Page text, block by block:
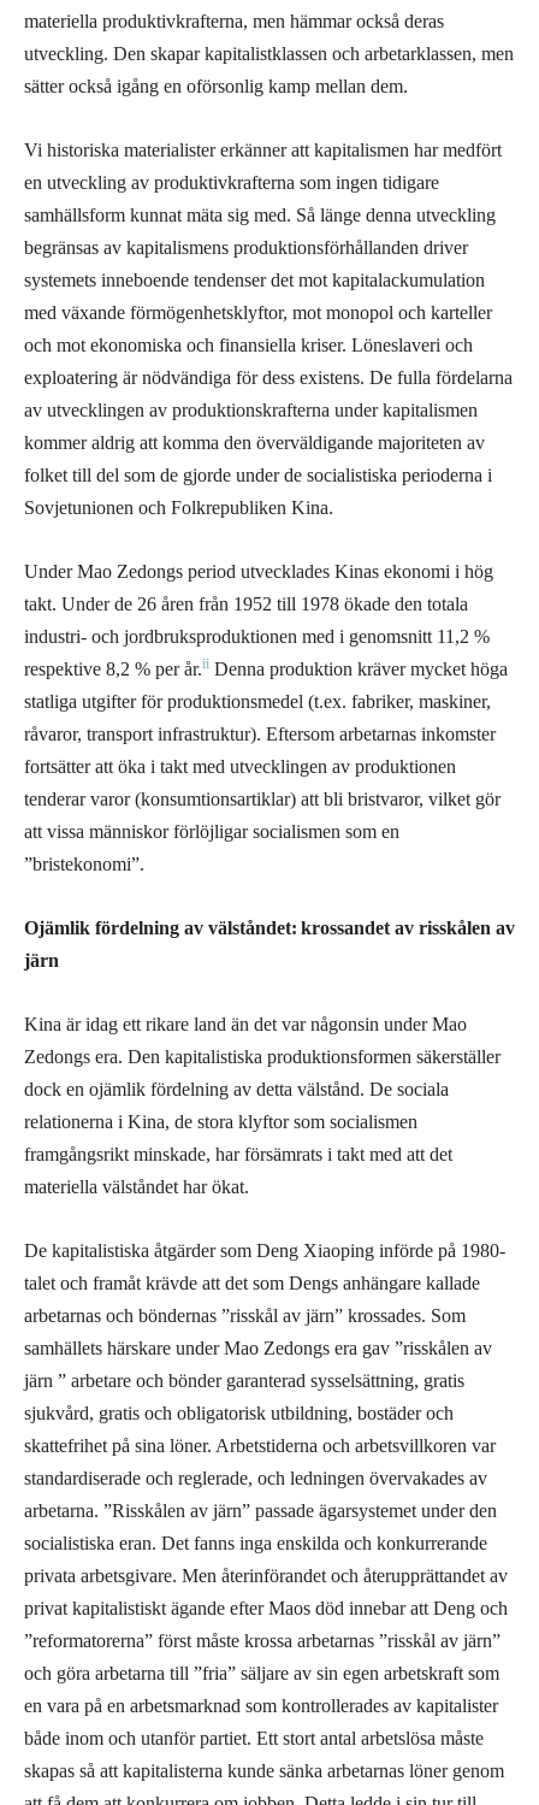
materiella produktivkrafterna, men hämmar också deras
utveckling. Den skapar kapitalistklassen och arbetarklassen, men
sätter också igång en oförsonlig kamp mellan dem.
Vi historiska materialister erkänner att kapitalismen har medfört
en utveckling av produktivkrafterna som ingen tidigare
samhällsform kunnat mäta sig med. Så länge denna utveckling
begränsas av kapitalismens produktionsförhållanden driver
systemets inneboende tendenser det mot kapitalackumulation
med växande förmögenhetsklyftor, mot monopol och karteller
och mot ekonomiska och finansiella kriser. Löneslaveri och
exploatering är nödvändiga för dess existens. De fulla fördelarna
av utvecklingen av produktionskrafterna under kapitalismen
kommer aldrig att komma den överväldigande majoriteten av
folket till del som de gjorde under de socialistiska perioderna i
Sovjetunionen och Folkrepubliken Kina.
Under Mao Zedongs period utvecklades Kinas ekonomi i hög
takt. Under de 26 åren från 1952 till 1978 ökade den totala
industri- och jordbruksproduktionen med i genomsnitt 11,2 %
respektive 8,2 % per år.ii Denna produktion kräver mycket höga
statliga utgifter för produktionsmedel (t.ex. fabriker, maskiner,
råvaror, transport infrastruktur). Eftersom arbetarnas inkomster
fortsätter att öka i takt med utvecklingen av produktionen
tenderar varor (konsumtionsartiklar) att bli bristvaror, vilket gör
att vissa människor förlöjligar socialismen som en
”bristekonomi”.
Ojämlik fördelning av välståndet: krossandet av risskålen av
järn
Kina är idag ett rikare land än det var någonsin under Mao
Zedongs era. Den kapitalistiska produktionsformen säkerställer
dock en ojämlik fördelning av detta välstånd. De sociala
relationerna i Kina, de stora klyftor som socialismen
framgångsrikt minskade, har försämrats i takt med att det
materiella välståndet har ökat.
De kapitalistiska åtgärder som Deng Xiaoping införde på 1980-
talet och framåt krävde att det som Dengs anhängare kallade
arbetarnas och böndernas ”risskål av järn” krossades. Som
samhällets härskare under Mao Zedongs era gav ”risskålen av
järn ” arbetare och bönder garanterad sysselsättning, gratis
sjukvård, gratis och obligatorisk utbildning, bostäder och
skattefrihet på sina löner. Arbetstiderna och arbetsvillkoren var
standardiserade och reglerade, och ledningen övervakades av
arbetarna. ”Risskålen av järn” passade ägarsystemet under den
socialistiska eran. Det fanns inga enskilda och konkurrerande
privata arbetsgivare. Men återinförandet och återupprättandet av
privat kapitalistiskt ägande efter Maos död innebar att Deng och
”reformatorerna” först måste krossa arbetarnas ”risskål av järn”
och göra arbetarna till ”fria” säljare av sin egen arbetskraft som
en vara på en arbetsmarknad som kontrollerades av kapitalister
både inom och utanför partiet. Ett stort antal arbetslösa måste
skapas så att kapitalisterna kunde sänka arbetarnas löner genom